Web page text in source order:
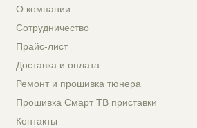
О компании
Сотрудничество
Прайс-лист
Доставка и оплата
Ремонт и прошивка тюнера
Прошивка Смарт ТВ приставки
Контакты